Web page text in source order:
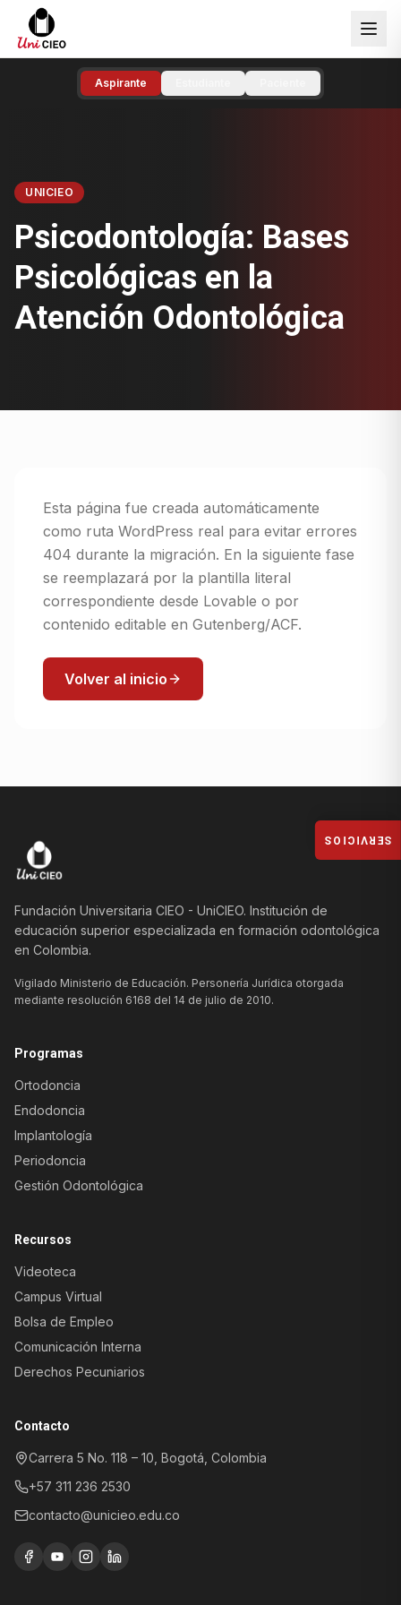
Aspirante
UNICIEO
Psicodontología: Bases
Psicológicas en la
Atención Odontológica
Esta página fue creada automáticamente
como ruta WordPress real para evitar errores
404 durante la migración. En la siguiente fase
se reemplazará por la plantilla literal
correspondiente desde Lovable o por
contenido editable en Gutenberg/ACF.
Volver al inicio
Fundación Universitaria CIEO - UniCIEO. Institución de
educación superior especializada en formación odontológica
en Colombia.
Vigilado Ministerio de Educación. Personería Jurídica otorgada
mediante resolución 6168 del 14 de julio de 2010.
Programas
Ortodoncia
Endodoncia
Implantología
Periodoncia
Gestión Odontológica
Recursos
Videoteca
Campus Virtual
Bolsa de Empleo
Comunicación Interna
Derechos Pecuniarios
Contacto
Carrera 5 No. 118 – 10, Bogotá, Colombia
+57 311 236 2530
contacto@unicieo.edu.co
SERVICIOS
Registro y control